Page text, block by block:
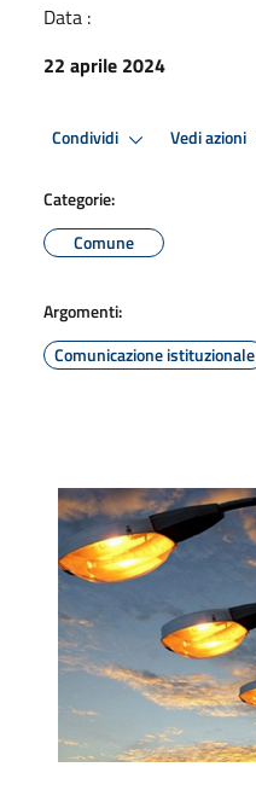
Data :
22 aprile 2024
Condividi Vedi azioni
Categorie:
Comune
Argomenti:
Comunicazione istituzionale